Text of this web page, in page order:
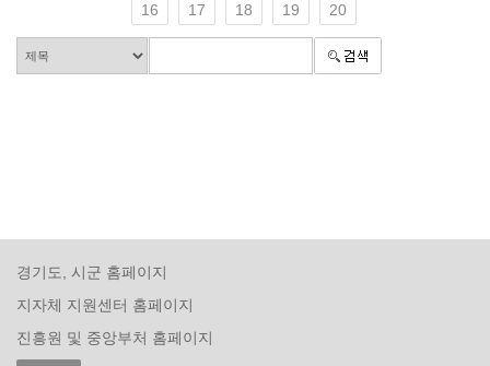
16
17 18 19 20
경기도, 시군 홈페이지
지자체 지원센터 홈페이지
진흥원 및 중앙부처 홈페이지